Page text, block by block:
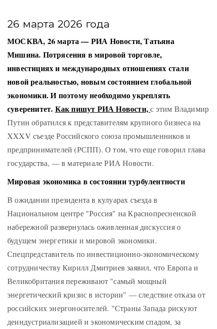
26 марта 2026 года
МОСКВА, 26 марта — РИА Новости, Татьяна
Мишина. Потрясения в мировой торговле,
инвестициях и международных отношениях стали
новой реальностью, новым состоянием глобальной
экономики. И поэтому необходимо укреплять
суверенитет. Как пишут РИА Новости,с этим Владимир
Путин обратился к представителям крупного бизнеса на
XXXV съезде Российского союза промышленников и
предпринимателей (РСПП). О том, что еще говорил глава
государства, — в материале РИА Новости.
Мировая экономика в состоянии турбулентности
В ожидании президента в кулуарах съезда в
Национальном центре "Россия" на Краснопресненской
набережной развернулась оживленная дискуссия о
будущем энергетики и мировой экономики.
Спецпредставитель по инвестиционно-экономическому
сотрудничеству Кирилл Дмитриев заявил, что Европа и
Великобритания переживают "самый мощный
энергетический кризис в истории" — следствие отказа от
российских энергоносителей. "Страны Запада рискуют
деиндустриализацией и экономическим спадом, за